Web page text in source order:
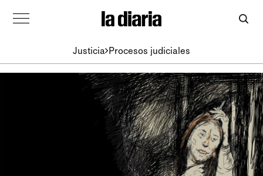
Justicia Procesos judiciales